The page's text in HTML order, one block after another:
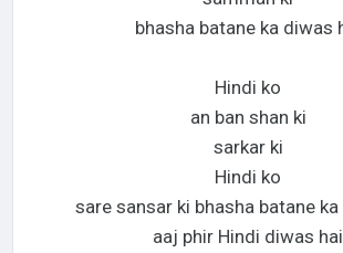
bhasha batane ka diwas
Hindi ko
an ban shan ki
sarkar ki
Hindi ko
sare sansar ki bhasha batane
aaj phir Hindi diwas hai